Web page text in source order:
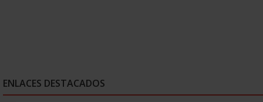
ENLACES DESTACADOS